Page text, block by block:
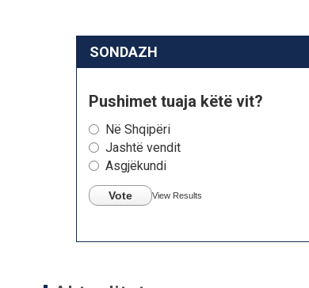
SONDAZH
Pushimet tuaja këtë vit?
Në Shqipëri
Jashtë vendit
Asgjëkundi
Vote View Results